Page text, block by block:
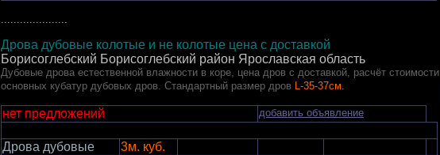
Дрова дубовые колотые и не колотые цена с доставкой
Борисоглебский Борисоглебский район Ярославская область
Дубовые дрова естественной влажности в коре, цена дров с доставкой, расчёт стоимости
основных кубатур дубовых дров. Стандартный размер дров L-35-37см.
нет предложений добавить объявление
Дрова дубовые
3м. куб.